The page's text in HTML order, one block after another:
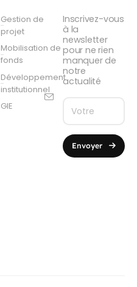
Gestion de
projet
Mobilisation de
fonds
Développement
institutionnel
GIE
Inscrivez-vous
à la
newsletter
pour ne rien
manquer de
notre
actualité
Envoyer